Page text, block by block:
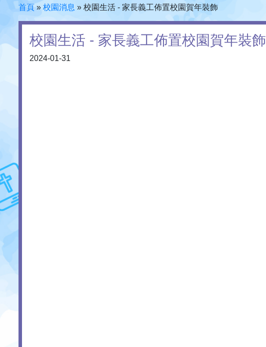
首頁 » 校園消息 » 校園生活 - 家長義工佈置校園賀年裝飾
校園生活 - 家長義工佈置校園賀年裝飾
2024-01-31